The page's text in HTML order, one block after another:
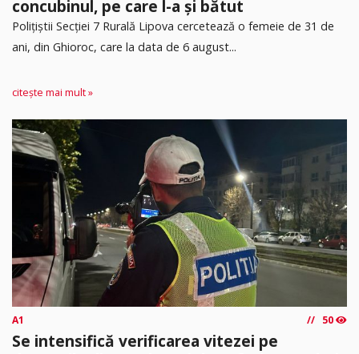
concubinul, pe care l-a și bătut
​Polițiștii Secției 7 Rurală Lipova cercetează o femeie de 31 de
ani, din Ghioroc, care la data de 6 august...
citește mai mult »
A1 50
Se intensifică verificarea vitezei pe